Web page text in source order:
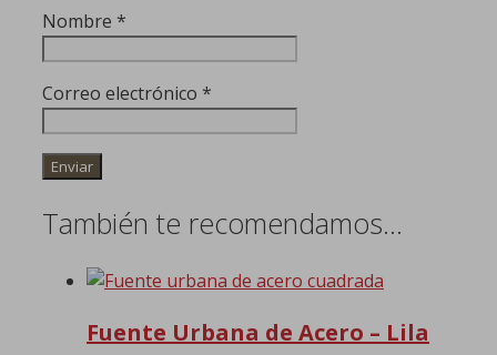
Nombre *
Correo electrónico *
También te recomendamos…
Fuente Urbana de Acero – Lila